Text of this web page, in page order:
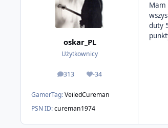
oskar_PL
Użytkownicy
313
odpowiedzi-34
Reputacja
GamerTag:VeiledCureman
PSN ID:cureman1974
Mam
duty